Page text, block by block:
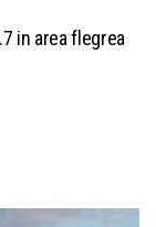
in area flegrea